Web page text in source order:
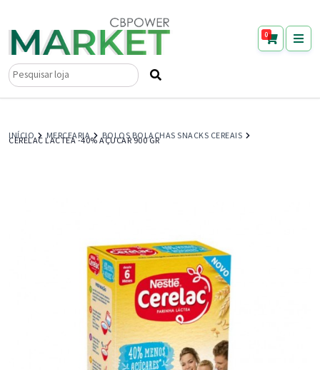
0
Pesquisar
INÍCIO MERCEARIA BOLOS BOLACHAS SNACKS CEREAIS
CERELAC LACTEA -40% AÇUCAR 900 GR